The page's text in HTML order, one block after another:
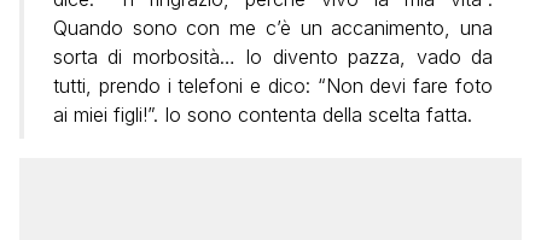
Quando sono con me c’è un accanimento, una
sorta di morbosità… Io divento pazza, vado da
tutti, prendo i telefoni e dico: “Non devi fare foto
ai miei figli!”. Io sono contenta della scelta fatta.